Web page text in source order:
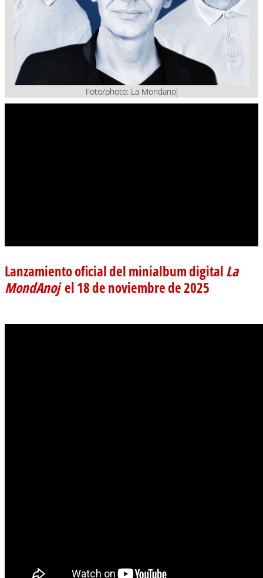
Foto/photo: La Mondanoj
Lanzamiento oficial del minialbum digitalLa
MondAnojel 18 de noviembre de 2025